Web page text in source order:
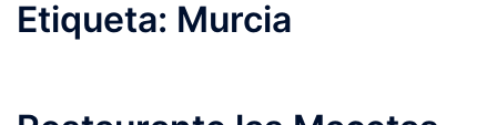
Etiqueta: Murcia